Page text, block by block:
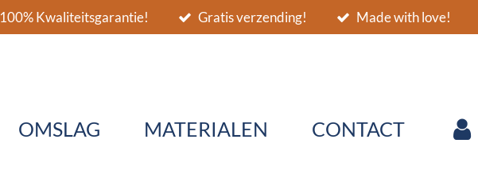
100% Kwaliteitsgarantie! Gratis verzending! Made with love!
OMSLAG MATERIALEN CONTACT